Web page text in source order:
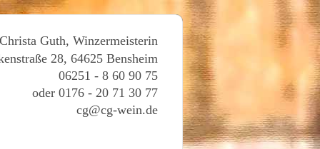
Guth, Winzermeisterin
28, 64625 Bensheim
06251 - 8 60 90 75
oder 0176 - 20 71 30 77
cg@cg-wein.de